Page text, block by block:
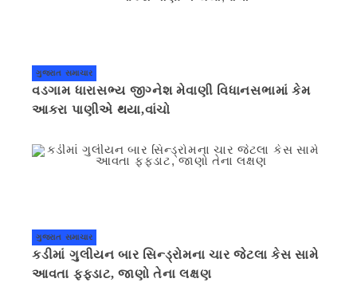
ગુજરાત સમાચાર
વડગામ ધારાસભ્ય જીગ્નેશ મેવાણી વિધાનસભામાં કેમ
આકરા પાણીએ થયા,વાંચો
ગુજરાત સમાચાર
કડીમાં ગુલીયન બાર સિન્ડ્રોમના ચાર જેટલા કેસ સામે
આવતા ફફડાટ, જાણો તેના લક્ષણ